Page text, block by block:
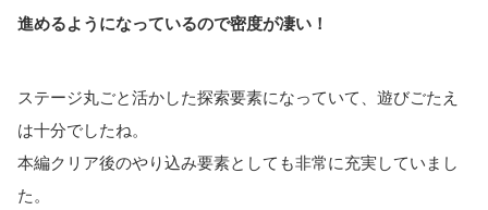
進めるようになっているので密度が凄い！
ステージ丸ごと活かした探索要素になっていて、遊びごたえ
は十分でしたね。
本編クリア後のやり込み要素としても非常に充実していまし
た。